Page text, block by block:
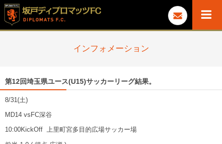
インフォメーション
第12回埼玉県ユース(U15)サッカーリーグ結果。
8/31(土)
MD14 vsFC深谷
10:00KickOff 上里町宮多目的広場サッカー場